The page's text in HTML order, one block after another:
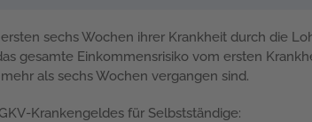
sechs Wochen ihrer Krankheit durch die
gesamte Einkommensrisiko vom ersten
als sechs Wochen vergangen sind.
Krankengeldes für Selbstständige: